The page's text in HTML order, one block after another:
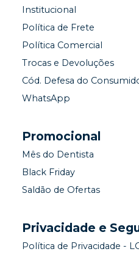
Institucional
Política de Frete
Política Comercial
Trocas e Devoluções
Cód. Defesa do
WhatsApp
Promocional
Mês do Dentista
Black Friday
Saldão de Ofertas
Privacidade e
Política de Privacidade -